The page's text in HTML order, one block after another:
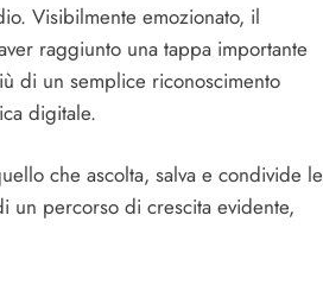
Visibilmente emozionato, il
raggiunto una tappa importante
di un semplice riconoscimento
digitale.
che ascolta, salva e condivide le
un percorso di crescita evidente,